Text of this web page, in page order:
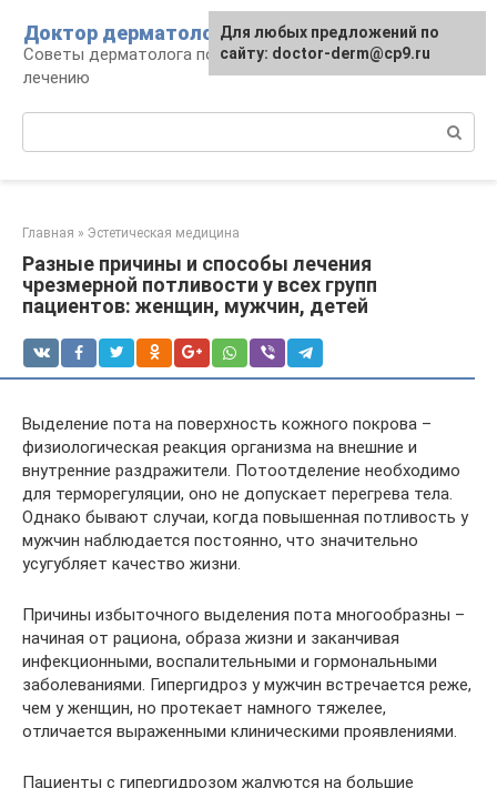
контенту
Доктор дерматолог
Советы дерматолога по уходу за кожей и
лечению
Главная » Эстетическая медицина
Разные причины и способы лечения
чрезмерной потливости у всех групп
пациентов: женщин, мужчин, детей
Выделение пота на поверхность кожного покрова –
физиологическая реакция организма на внешние и
внутренние раздражители. Потоотделение необходимо
для терморегуляции, оно не допускает перегрева тела.
Однако бывают случаи, когда повышенная потливость у
мужчин наблюдается постоянно, что значительно
усугубляет качество жизни.
Причины избыточного выделения пота многообразны –
начиная от рациона, образа жизни и заканчивая
инфекционными, воспалительными и гормональными
заболеваниями. Гипергидроз у мужчин встречается реже,
чем у женщин, но протекает намного тяжелее,
отличается выраженными клиническими проявлениями.
Пациенты с гипергидрозом жалуются на большие
Для любых предложений по
сайту: doctor-derm@cp9.ru